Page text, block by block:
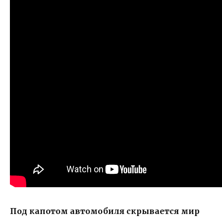
Под капотом автомобиля скрывается мир